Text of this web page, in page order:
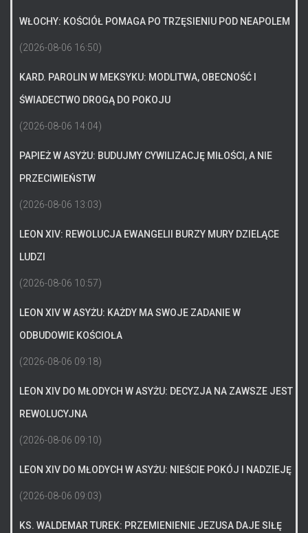
WŁOCHY: KOŚCIÓŁ POMAGA PO TRZĘSIENIU POD NEAPOLEM
(2026-08-06 16:50)
KARD. PAROLIN W MEKSYKU: MODLITWA, OBECNOŚĆ I
ŚWIADECTWO DROGĄ DO POKOJU
(2026-08-06 14:04)
PAPIEŻ W ASYŻU: BUDUJMY CYWILIZACJĘ MIŁOŚCI, A NIE
PRZECIWIEŃSTW
(2026-08-06 13:03)
LEON XIV: REWOLUCJA EWANGELII BURZY MURY DZIELĄCE
LUDZI
(2026-08-06 10:57)
LEON XIV W ASYŻU: KAŻDY MA SWOJE ZADANIE W
ODBUDOWIE KOŚCIOŁA
(2026-08-06 09:18)
LEON XIV DO MŁODYCH W ASYŻU: DECYZJA NA ZAWSZE JEST
REWOLUCYJNA
(2026-08-06 09:10)
LEON XIV DO MŁODYCH W ASYŻU: NIEŚCIE POKÓJ I NADZIEJĘ
(2026-08-06 09:03)
KS. WALDEMAR TUREK: PRZEMIENIENIE JEZUSA DAJE SIŁĘ